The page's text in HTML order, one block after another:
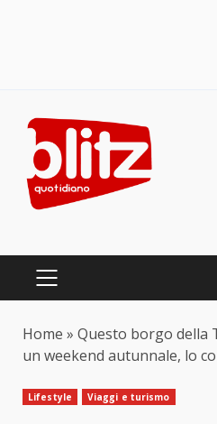
content
PRIMARY
Home » Questo borgo della
un weekend autunnale, lo
Lifestyle Viaggi e turismo